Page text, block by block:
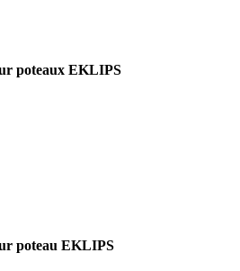
poteaux EKLIPS
poteau EKLIPS